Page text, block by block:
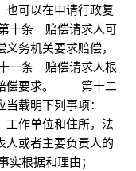
也可以在申请行政复
十条 赔偿请求人可
务机关要求赔偿，
一条 赔偿请求人根
赔偿要求。 第十二
载明下列事项：
作单位和住所，法
人或者主要负责人的
实根据和理由；